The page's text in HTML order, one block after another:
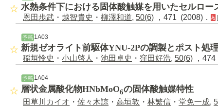
水熱条件下における固体酸触媒を用いたセルロー
恩田歩武 ・ 越智貴史 ・ 柳澤和道, 50(6) ，471 (2008)．
予稿 1A03
新規ゼオライト前駆体YNU-2Pの調製とポスト処
稲垣怜史 ・ 小山啓人 ・ 池田卓史 ・ 窪田好浩, 50(6) ，
予稿 1A04
層状金属酸化物HNbMoO6の固体酸触媒特性
田草川カイオ ・ 佐々木諒 ・ 高垣敦 ・ 林繁信 ・ 堂免一成,